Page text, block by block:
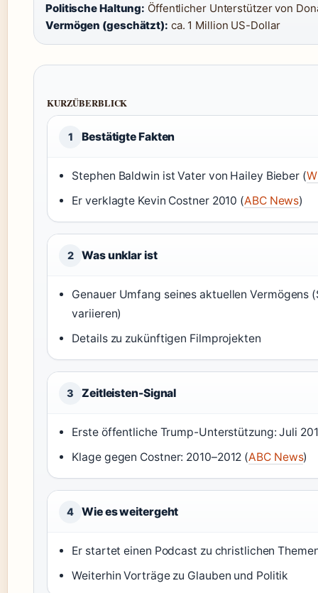
Politische Haltung: Öffentlicher Unterstützer von
Vermögen (geschätzt): ca. 1 Million US-Dollar
KURZÜBERBLICK
1 Bestätigte Fakten
Stephen Baldwin ist Vater von Hailey Bieber (
Er verklagte Kevin Costner 2010 (ABC News)
2 Was unklar ist
Genauer Umfang seines aktuellen Vermögens
variieren)
Details zu zukünftigen Filmprojekten
3 Zeitleisten-Signal
Erste öffentliche Trump-Unterstützung: Juli
Klage gegen Costner: 2010–2012 (ABC News)
4 Wie es weitergeht
Er startet einen Podcast zu christlichen
Weiterhin Vorträge zu Glauben und Politik